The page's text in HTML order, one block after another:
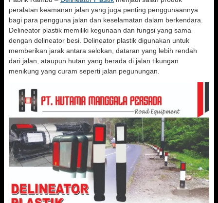
peralatan keamanan jalan yang juga penting penggunaannya
bagi para pengguna jalan dan keselamatan dalam berkendara.
Delineator plastik memiliki kegunaan dan fungsi yang sama
dengan delineator besi. Delineator plastik digunakan untuk
memberikan jarak antara selokan, dataran yang lebih rendah
dari jalan, ataupun hutan yang berada di jalan tikungan
menikung yang curam seperti jalan pegunungan.